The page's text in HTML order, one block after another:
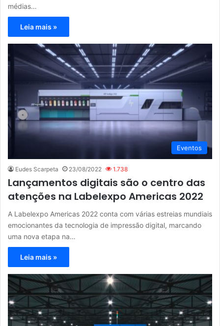
médias…
Leia mais »
Eventos
Eudes Scarpeta 23/08/2022 1.738
Lançamentos digitais são o centro das
atenções na Labelexpo Americas 2022
A Labelexpo Americas 2022 conta com várias estreias mundiais
emocionantes da tecnologia de impressão digital, marcando
uma nova etapa na…
Leia mais »